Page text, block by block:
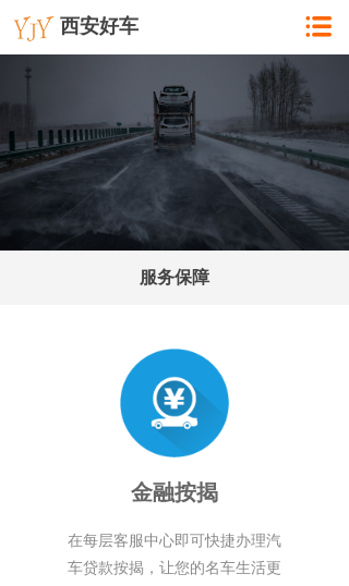
西安好车
服务保障
金融按揭
在每层客服中心即可快捷办理汽
车贷款按揭，让您的名车生活更